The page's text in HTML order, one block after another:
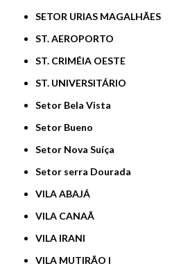
SETOR URIAS MAGALHÃES
ST. AEROPORTO
ST. CRIMÉIA OESTE
ST. UNIVERSITÁRIO
Setor Bela Vista
Setor Bueno
Setor Nova Suíça
Setor serra Dourada
VILA ABAJÁ
VILA CANAÃ
VILA IRANI
VILA MUTIRÃO I